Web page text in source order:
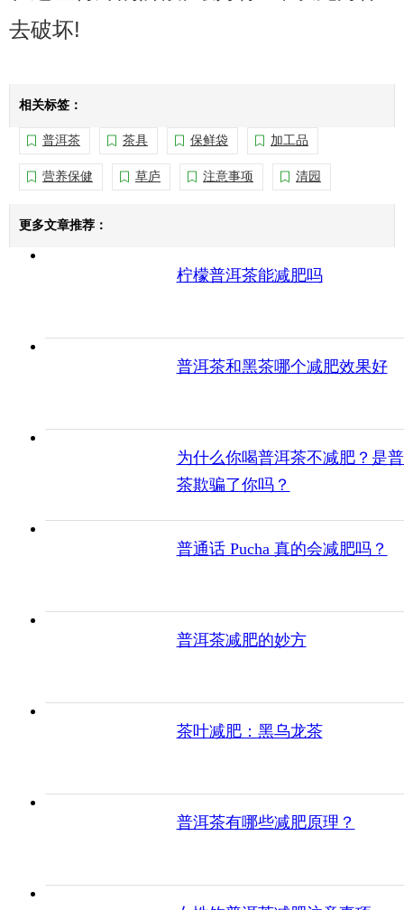
去破坏!
相关标签：
普洱茶 茶具 保鲜袋 加工品
营养保健 草庐 注意事项 清园
更多文章推荐：
柠檬普洱茶能减肥吗
普洱茶和黑茶哪个减肥效果好
为什么你喝普洱茶不减肥？是
茶欺骗了你吗？
普通话 Pucha 真的会减肥吗？
普洱茶减肥的妙方
茶叶减肥：黑乌龙茶
普洱茶有哪些减肥原理？